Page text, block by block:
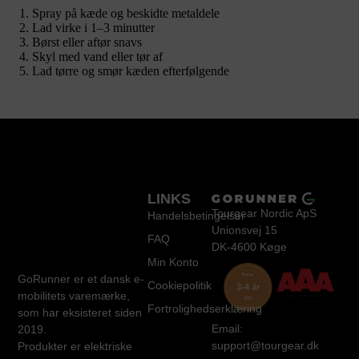
Spray på kæde og beskidte metaldele
Lad virke i 1–3 minutter
Børst eller aftør snavs
Skyl med vand eller tør af
Lad tørre og smør kæden efterfølgende
GoRunner er et dansk e-
mobilitets varemærke,
som har eksisteret siden
2019.
Produkter er elektriske
LINKS
Handelsbetingelser
FAQ
Min Konto
Cookiepolitik
Fortrolighedserklæring
Tourgear Nordic ApS
Unionsvej 15
DK-4600 Køge
Email:
support@tourgear.dk